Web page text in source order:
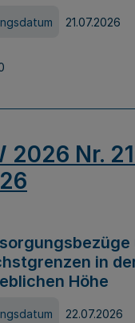
21.07.2026
2026 Nr.
in
Höhe
22.07.2026